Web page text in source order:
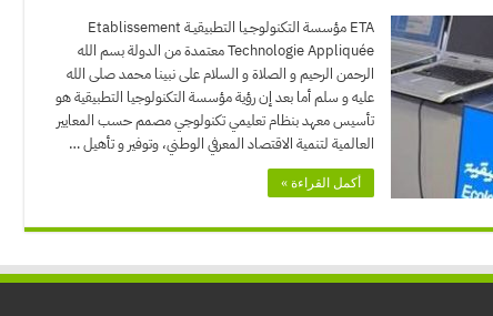
ETA مؤسسة التكنولوجــيا التطبيقيــة Etablissement
Technologie Appliquée معتمدة من الدولة بسم الله
الرحمن الرحيم و الصلاة و السلام على نبينا محمد صلى الله
عليه و سلم أما بعد إن رؤية مؤسسة التكنولوجيا التطبيقية هو
تأسيس معهد بنظام تعليمي تكنولوجي مصمم حسب المعايير
العالمية لتنمية الاقتصاد المعرفي الوطني، وتوفير و تأهيل …
أكمل القراءة »